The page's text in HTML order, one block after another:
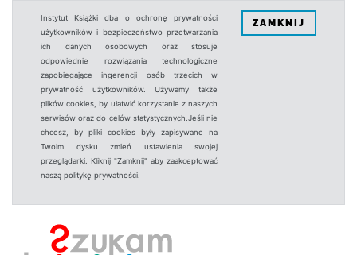
Instytut Książki dba o ochronę prywatności
użytkowników i bezpieczeństwo przetwarzania
ich danych osobowych oraz stosuje
odpowiednie rozwiązania technologiczne
zapobiegające ingerencji osób trzecich w
prywatność użytkowników. Używamy także
plików cookies, by ułatwić korzystanie z naszych
serwisów oraz do celów statystycznych.Jeśli nie
chcesz, by pliki cookies były zapisywane na
Twoim dysku zmień ustawienia swojej
przeglądarki. Kliknij "Zamknij" aby zaakceptować
naszą politykę prywatności.
ZAMKNIJ